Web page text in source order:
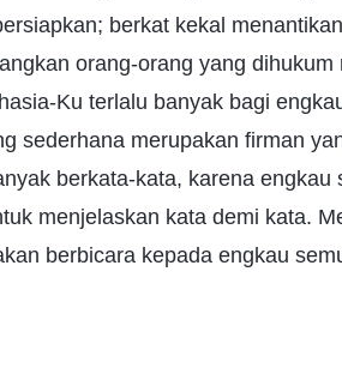
berkat kekal
orang-orang yang dihukum
Ku terlalu banyak bagi
sederhana merupakan firman
berkata-kata, karena engkau
menjelaskan kata demi kata.
berbicara kepada engkau